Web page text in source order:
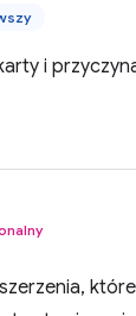
i
które